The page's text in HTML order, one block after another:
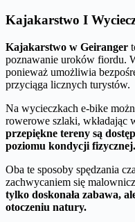
Kajakarstwo I
Kajakarstwo w Geiranger
poznawanie uroków fiordu.
ponieważ umożliwia
przyciąga licznych turystów.
Na wycieczkach e-bike
rowerowe szlaki, wkładając
przepiękne tereny są
poziomu kondycji fizycznej.
Oba te sposoby spędzania
zachwycaniem się
tylko doskonała zabawa,
otoczeniu natury.